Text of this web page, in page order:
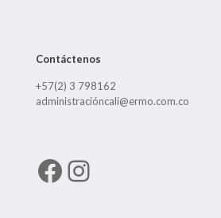
Contáctenos
+57(2) 3 798162
administracióncali@ermo.com.co
Facebook
Instagram